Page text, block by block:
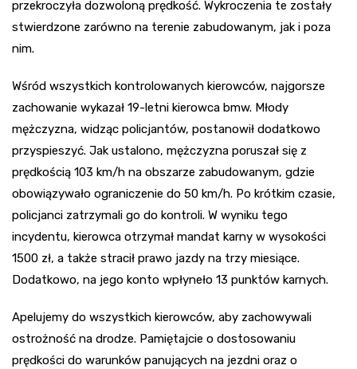
przekroczyła dozwoloną prędkość. Wykroczenia te zostały
stwierdzone zarówno na terenie zabudowanym, jak i poza
nim.
Wśród wszystkich kontrolowanych kierowców, najgorsze
zachowanie wykazał 19-letni kierowca bmw. Młody
mężczyzna, widząc policjantów, postanowił dodatkowo
przyspieszyć. Jak ustalono, mężczyzna poruszał się z
prędkością 103 km/h na obszarze zabudowanym, gdzie
obowiązywało ograniczenie do 50 km/h. Po krótkim czasie,
policjanci zatrzymali go do kontroli. W wyniku tego
incydentu, kierowca otrzymał mandat karny w wysokości
1500 zł, a także stracił prawo jazdy na trzy miesiące.
Dodatkowo, na jego konto wpłyneło 13 punktów karnych.
Apelujemy do wszystkich kierowców, aby zachowywali
ostrożność na drodze. Pamiętajcie o dostosowaniu
prędkości do warunków panujących na jezdni oraz o